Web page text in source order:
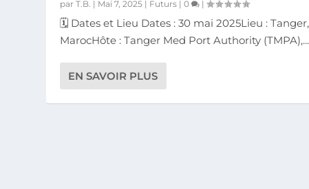
parT.B. | Mai 7, 2025 | Futurs |0 |
🗓️ Dates et Lieu Dates : 30 mai 2025Lieu : Tanger,
MarocHôte : Tanger Med Port Authority (TMPA),...
EN SAVOIR PLUS